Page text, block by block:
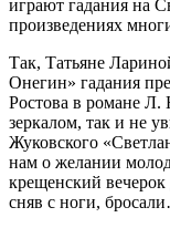
играют гадания на
произведениях
Так, Татьяне
Онегин» гадания
Ростова в романе Л.
зеркалом, так и не
Жуковского
нам о желании
крещенский вечерок
сняв с ноги,